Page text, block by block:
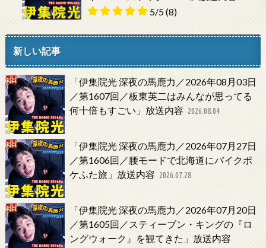
5/5(8)
新しい記事
「伊集院光 深夜の馬鹿力／2026年08月03日
／第1607回／板東英二はみんなが思ってる
何十倍もすごい」放送内容 2026.08.04
「伊集院光 深夜の馬鹿力／2026年07月27日
／第1606回／腰モードで北海道にバイクポ
ケふた旅」放送内容 2026.07.28
「伊集院光 深夜の馬鹿力／2026年07月20日
／第1605回／スティーブン・キングの『ロ
ングウォーク』を観てきた」放送内容